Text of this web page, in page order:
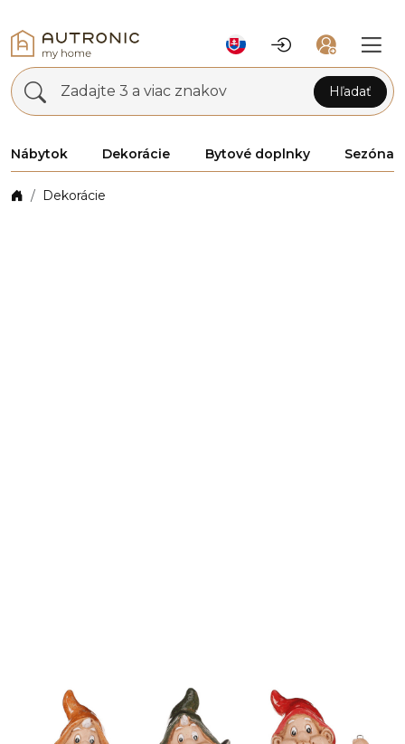
Zadajte 3 a viac znakov Hľadať
Nábytok Dekorácie Bytové doplnky Sezóna
Dekorácie